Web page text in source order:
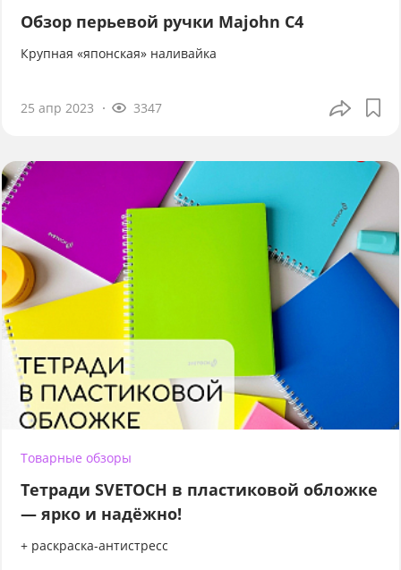
Обзор перьевой ручки Majohn C4
Крупная «японская» наливайка
25 апр 2023 3347
Товарные обзоры
Тетради SVETOCH в пластиковой обложке
— ярко и надёжно!
+ раскраска-антистресс